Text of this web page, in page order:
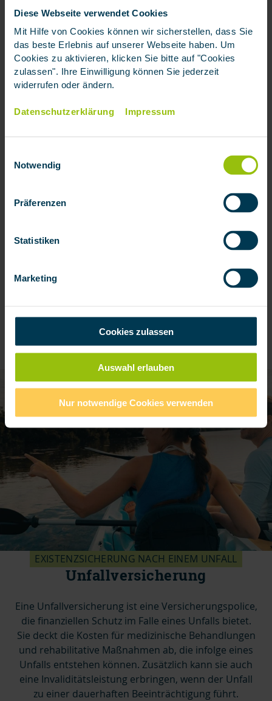
Diese Webseite verwendet Cookies
Mit Hilfe von Cookies können wir sicherstellen, dass Sie
das beste Erlebnis auf unserer Webseite haben. Um
Cookies zu aktivieren, klicken Sie bitte auf "Cookies
zulassen". Ihre Einwilligung können Sie jederzeit
widerrufen oder ändern.
Datenschutzerklärung Impressum
Notwendig
Präferenzen
Statistiken
Marketing
Cookies zulassen
Auswahl erlauben
Nur notwendige Cookies verwenden
Berufsunfähigkeitsversicherung: Hier ist eine
Gesundheitsprüfung zwingend erforderlich, um
das Risiko des Versicherers zu bewerten. Der
Gesundheitszustand wird durch
Gesundheitsfragen oder ärztliche
Beitragskalkulation und Risikoabschätzung zu
Die Unfallversicherung bietet somit eine
Risiken, ohne dass eine Gesundheitsprüfung im
Vorfeld nötig ist.
Diesen Artikel teilen
EXISTENZSICHERUNG NACH EINEM UNFALL
Unfallversicherung
Eine Unfallversicherung ist eine Versicherungspolice,
die finanziellen Schutz im Falle eines Unfalls bietet.
Sie deckt die Kosten für medizinische Behandlungen
und rehabilitative Maßnahmen ab, die infolge eines
Unfalls entstehen können. Zusätzlich kann sie auch
eine Invaliditätsleistung erbringen, wenn der Unfall
zu einer dauerhaften Beeinträchtigung führt.